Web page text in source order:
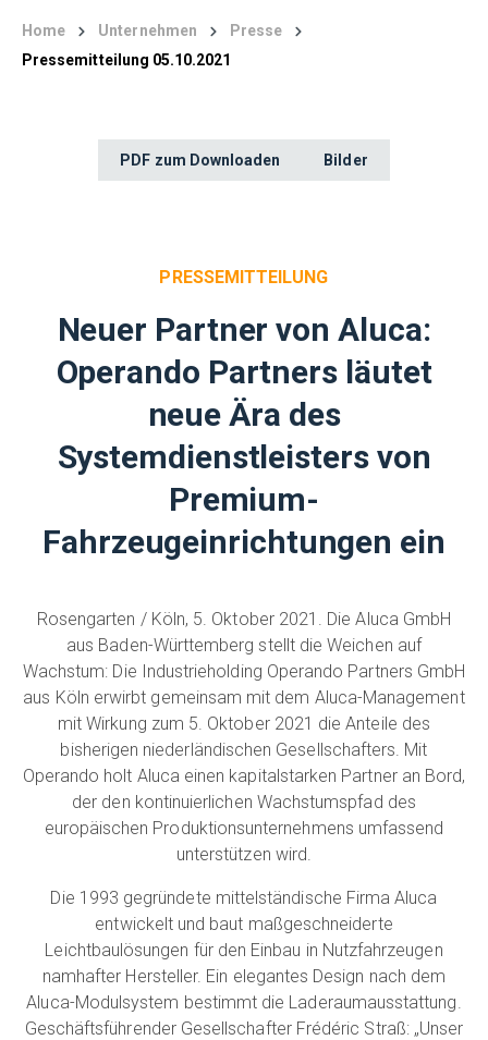
Home Unternehmen
Presse
Pressemitteilung 05.10.2021
PDF zum Downloaden Bilder
PRESSEMITTEILUNG
Neuer Partner von Aluca:
Operando Partners läutet
neue Ära des
Systemdienstleisters von
Premium-
Fahrzeugeinrichtungen ein
Rosengarten / Köln, 5. Oktober 2021. Die Aluca GmbH
aus Baden-Württemberg stellt die Weichen auf
Wachstum: Die Industrieholding Operando Partners GmbH
aus Köln erwirbt gemeinsam mit dem Aluca-Management
mit Wirkung zum 5. Oktober 2021 die Anteile des
bisherigen niederländischen Gesellschafters. Mit
Operando holt Aluca einen kapitalstarken Partner an Bord,
der den kontinuierlichen Wachstumspfad des
europäischen Produktionsunternehmens umfassend
unterstützen wird.
Die 1993 gegründete mittelständische Firma Aluca
entwickelt und baut maßgeschneiderte
Leichtbaulösungen für den Einbau in Nutzfahrzeugen
namhafter Hersteller. Ein elegantes Design nach dem
Aluca-Modulsystem bestimmt die Laderaumausstattung.
Geschäftsführender Gesellschafter Frédéric Straß: „Unser